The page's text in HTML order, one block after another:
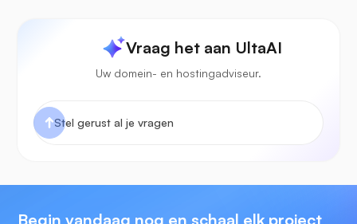
Vraag het aan UltaAI
Uw domein- en hostingadviseur.
Begin vandaag nog en schaal elk project